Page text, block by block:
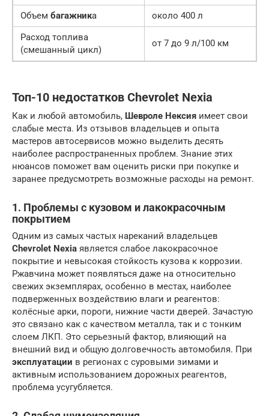
Объем багажника
около 400 л
Расход топлива
(смешанный цикл)
от 7 до 9 л/100 км
Топ-10 недостатков Chevrolet Nexia
Как и любой автомобиль, Шевроле Нексия имеет свои
слабые места. Из отзывов владельцев и опыта
мастеров автосервисов можно выделить десять
наиболее распространенных проблем. Знание этих
нюансов поможет вам оценить риски при покупке и
заранее предусмотреть возможные расходы на ремонт.
1. Проблемы с кузовом и лакокрасочным
покрытием
Одним из самых частых нареканий владельцев
Chevrolet Nexia является слабое лакокрасочное
покрытие и невысокая стойкость кузова к коррозии.
Ржавчина может появляться даже на относительно
свежих экземплярах, особенно в местах, наиболее
подверженных воздействию влаги и реагентов:
колёсные арки, пороги, нижние части дверей. Зачастую
это связано как с качеством металла, так и с тонким
слоем ЛКП. Это серьезный фактор, влияющий на
внешний вид и общую долговечность автомобиля. При
эксплуатации в регионах с суровыми зимами и
активным использованием дорожных реагентов,
проблема усугубляется.